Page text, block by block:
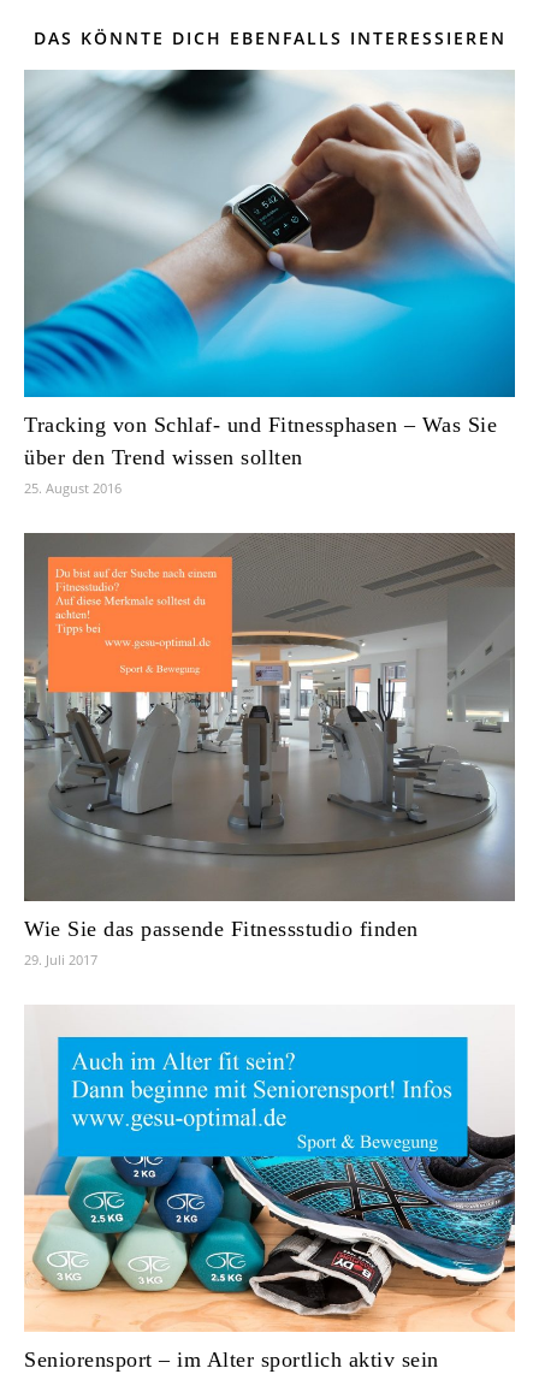
DAS KÖNNTE DICH EBENFALLS INTERESSIEREN
Tracking von Schlaf- und Fitnessphasen – Was Sie
über den Trend wissen sollten
25. August 2016
Wie Sie das passende Fitnessstudio finden
29. Juli 2017
Seniorensport – im Alter sportlich aktiv sein